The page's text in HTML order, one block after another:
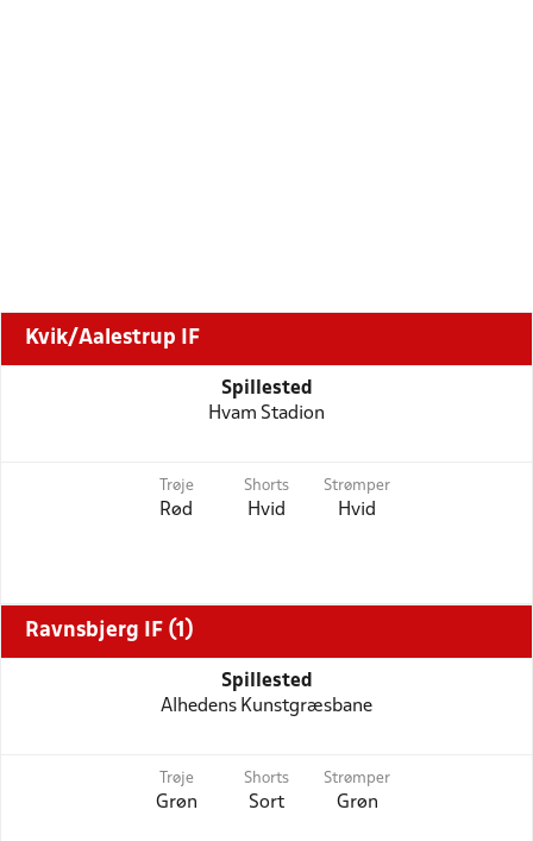
Kvik/Aalestrup IF
Spillested
Hvam Stadion
Trøje
Rød
Shorts
Hvid
Strømper
Hvid
Ravnsbjerg IF (1)
Spillested
Alhedens Kunstgræsbane
Trøje
Grøn
Shorts
Sort
Strømper
Grøn